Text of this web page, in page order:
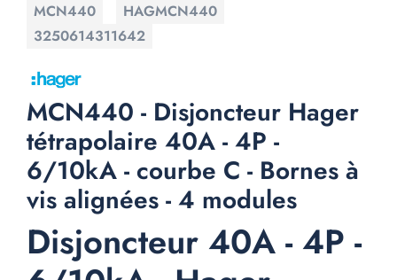
MCN440
HAGMCN440
3250614311642
MCN440 - Disjoncteur Hager
tétrapolaire 40A - 4P -
6/10kA - courbe C - Bornes à
vis alignées - 4 modules
Disjoncteur 40A - 4P -